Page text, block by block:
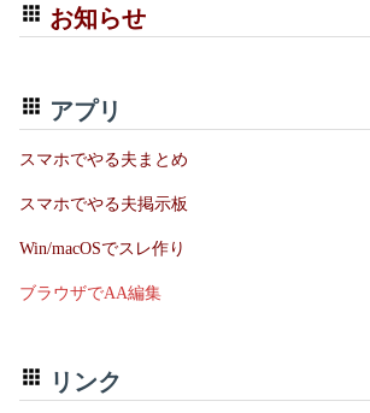
お知らせ
アプリ
スマホでやる夫まとめ
スマホでやる夫掲示板
Win/macOSでスレ作り
ブラウザでAA編集
リンク